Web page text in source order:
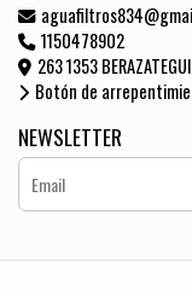
1150478902
263 1353 BERAZATEGUI
Botón de
NEWSLETTER